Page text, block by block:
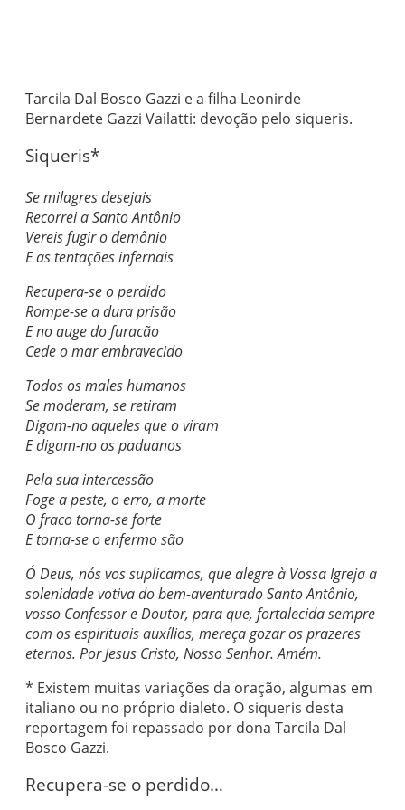
Tarcila Dal Bosco Gazzi e a filha Leonirde
Bernardete Gazzi Vailatti: devoção pelo siqueris.
Siqueris*
Se milagres desejais
Recorrei a Santo Antônio
Vereis fugir o demônio
E as tentações infernais
Recupera-se o perdido
Rompe-se a dura prisão
E no auge do furacão
Cede o mar embravecido
Todos os males humanos
Se moderam, se retiram
Digam-no aqueles que o viram
E digam-no os paduanos
Pela sua intercessão
Foge a peste, o erro, a morte
O fraco torna-se forte
E torna-se o enfermo são
Ó Deus, nós vos suplicamos, que alegre à Vossa Igreja a
solenidade votiva do bem-aventurado Santo Antônio,
vosso Confessor e Doutor, para que, fortalecida sempre
com os espirituais auxílios, mereça gozar os prazeres
eternos. Por Jesus Cristo, Nosso Senhor. Amém.
* Existem muitas variações da oração, algumas em
italiano ou no próprio dialeto. O siqueris desta
reportagem foi repassado por dona Tarcila Dal
Bosco Gazzi.
Recupera-se o perdido…